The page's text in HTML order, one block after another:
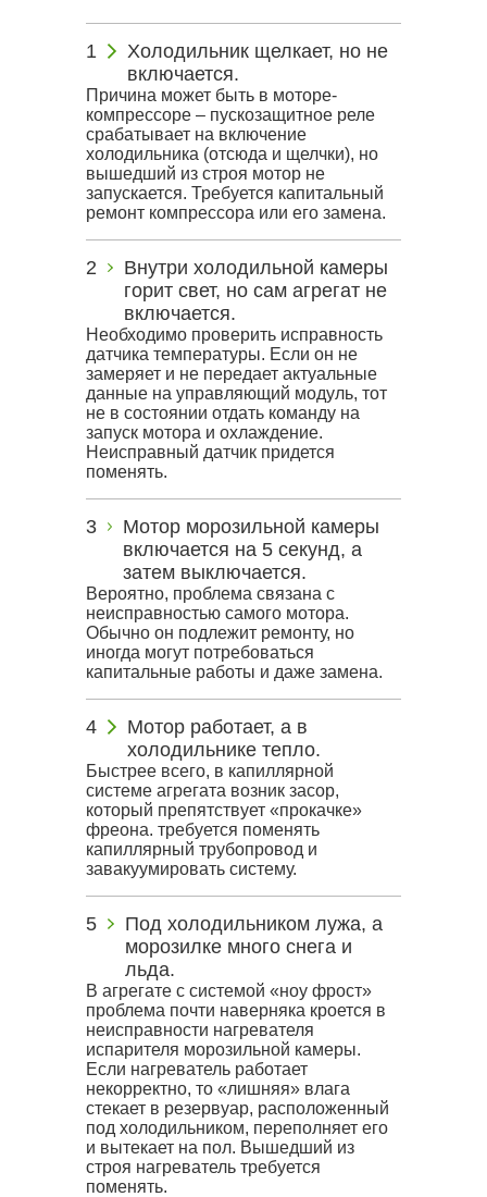
Холодильник щелкает, но не
включается.
Причина может быть в моторе-
компрессоре – пускозащитное реле
срабатывает на включение
холодильника (отсюда и щелчки), но
вышедший из строя мотор не
запускается. Требуется капитальный
ремонт компрессора или его замена.
Внутри холодильной камеры
горит свет, но сам агрегат не
включается.
Необходимо проверить исправность
датчика температуры. Если он не
замеряет и не передает актуальные
данные на управляющий модуль, тот
не в состоянии отдать команду на
запуск мотора и охлаждение.
Неисправный датчик придется
поменять.
Мотор морозильной камеры
включается на 5 секунд, а
затем выключается.
Вероятно, проблема связана с
неисправностью самого мотора.
Обычно он подлежит ремонту, но
иногда могут потребоваться
капитальные работы и даже замена.
Мотор работает, а в
холодильнике тепло.
Быстрее всего, в капиллярной
системе агрегата возник засор,
который препятствует «прокачке»
фреона. требуется поменять
капиллярный трубопровод и
завакуумировать систему.
Под холодильником лужа, а
морозилке много снега и
льда.
В агрегате с системой «ноу фрост»
проблема почти наверняка кроется в
неисправности нагревателя
испарителя морозильной камеры.
Если нагреватель работает
некорректно, то «лишняя» влага
стекает в резервуар, расположенный
под холодильником, переполняет его
и вытекает на пол. Вышедший из
строя нагреватель требуется
поменять.